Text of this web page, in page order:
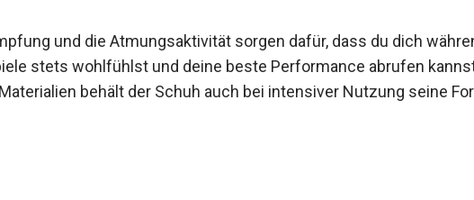
und die Atmungsaktivität sorgen dafür, dass du dich
Spiele stets wohlfühlst und deine beste Performance